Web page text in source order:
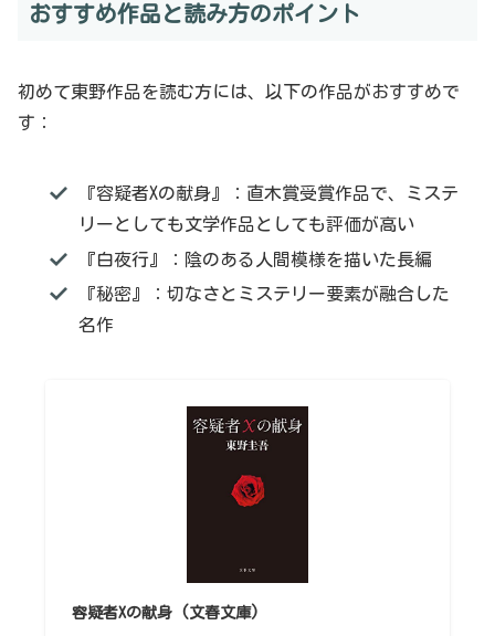
おすすめ作品と読み方のポイント
初めて東野作品を読む方には、以下の作品がおすすめで
す：
『容疑者Xの献身』：直木賞受賞作品で、ミステ
リーとしても文学作品としても評価が高い
『白夜行』：陰のある人間模様を描いた長編
『秘密』：切なさとミステリー要素が融合した
名作
容疑者Xの献身 (文春文庫)